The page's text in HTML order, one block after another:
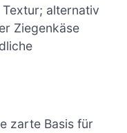
alternativ
Ziegenkäse
zarte Basis für